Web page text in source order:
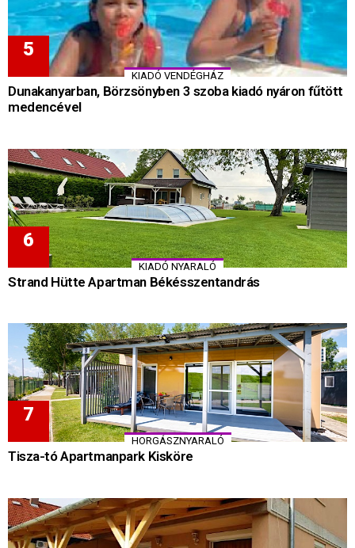
KIADÓ VENDÉGHÁZ
Dunakanyarban, Börzsönyben 3 szoba kiadó nyáron fűtött
medencével
KIADÓ NYARALÓ
Strand Hütte Apartman Békésszentandrás
HORGÁSZNYARALÓ
Tisza-tó Apartmanpark Kisköre